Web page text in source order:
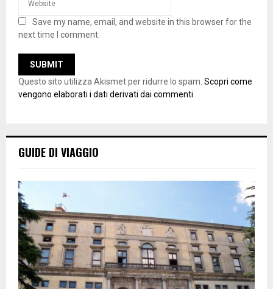
Save my name, email, and website in this browser for the
next time I comment.
Questo sito utilizza Akismet per ridurre lo spam. Scopri come
vengono elaborati i dati derivati dai commenti.
GUIDE DI VIAGGIO